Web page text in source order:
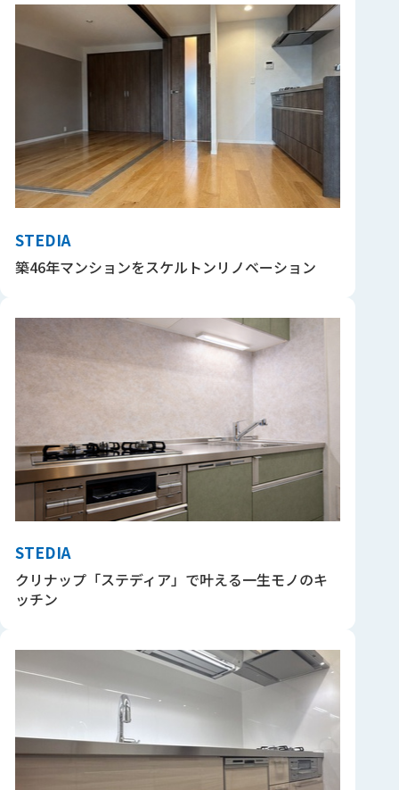
STEDIA
築46年マンションをスケルトンリノベーション
STEDIA
クリナップ「ステディア」で叶える一生モノのキ
ッチン